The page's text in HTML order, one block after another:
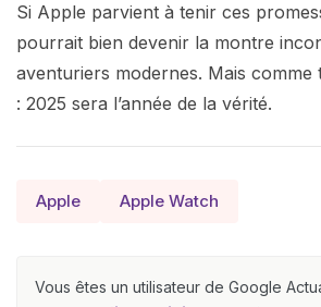
Si Apple parvient à tenir ces
pourrait bien devenir la montre
aventuriers modernes. Mais comme
: 2025 sera l’année de la vérité.
Apple Apple Watch
Vous êtes un utilisateur de Google